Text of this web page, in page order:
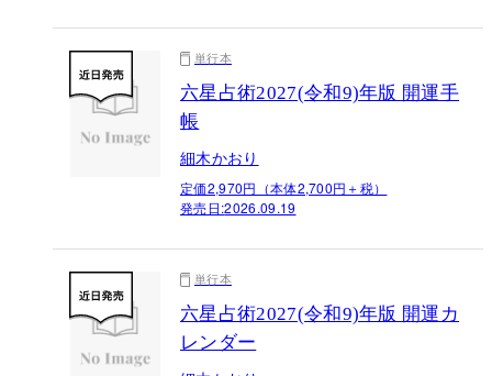
単行本
六星占術2027(令和9)年版 開運手
帳
細木かおり
定価2,970円（本体2,700円＋税）
発売日:2026.09.19
単行本
六星占術2027(令和9)年版 開運カ
レンダー